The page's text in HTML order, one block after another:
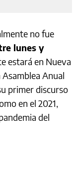
no fue
lunes y
estará en Nueva
Anual
primer discurso
en el 2021,
del